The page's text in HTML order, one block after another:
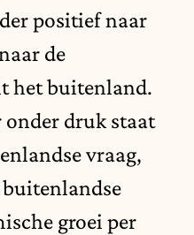
positief naar
de
het buitenland.
onder druk staat
vraag,
groei per